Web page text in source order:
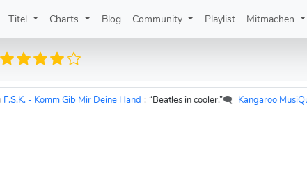
Titel Charts Blog Community Playlist Mitmachen
- Komm Gib Mir Deine Hand : “Beatles in cooler.”🗨️ Kangaroo MusiQue zu